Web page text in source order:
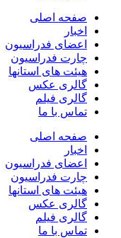
صفحه اصلی
اخبار
اعضای فدراسیون
چارت فدراسیون
هیئت های استانها
گالری عکس
گالری فیلم
تماس با ما
صفحه اصلی
اخبار
اعضای فدراسیون
چارت فدراسیون
هیئت های استانها
گالری عکس
گالری فیلم
تماس با ما